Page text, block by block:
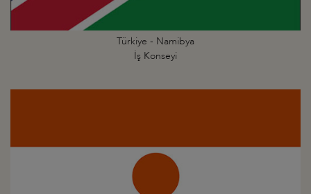
Türkiye - Namibya
İş Konseyi